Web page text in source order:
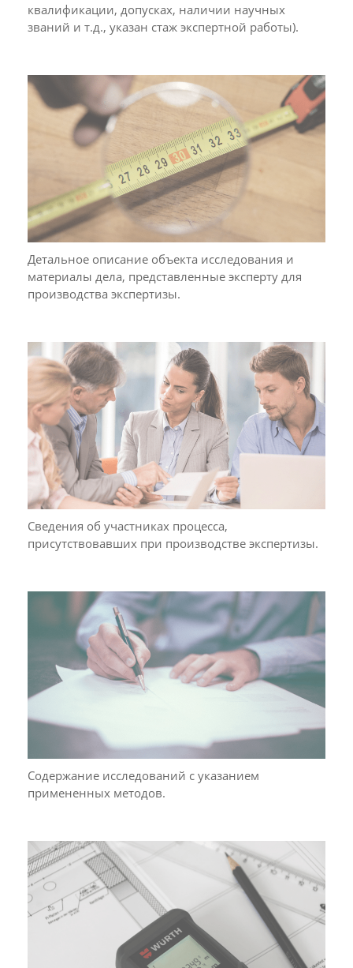
квалификации, допусках, наличии научных
званий и т.д., указан стаж экспертной работы).
Детальное описание объекта исследования и
материалы дела, представленные эксперту для
производства экспертизы.
Сведения об участниках процесса,
присутствовавших при производстве экспертизы.
Содержание исследований с указанием
примененных методов.